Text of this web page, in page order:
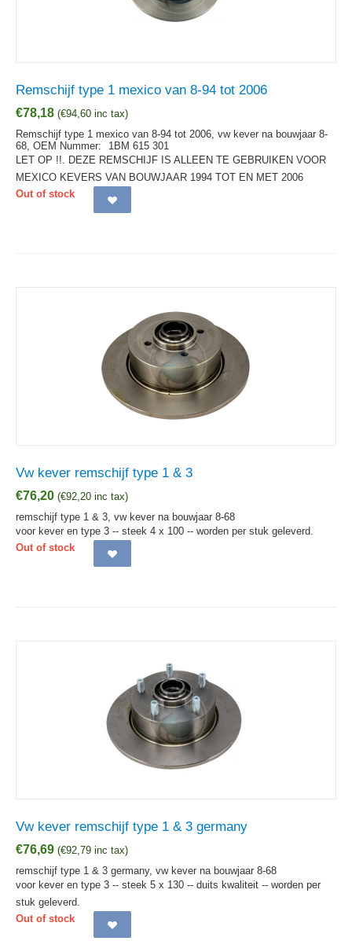
Remschijf type 1 mexico van 8-94 tot 2006
€78,18 (€94,60 inc tax)
Remschijf type 1 mexico van 8-94 tot 2006, vw kever na bouwjaar 8-
68, OEM Nummer:
1BM 615 301
LET OP !!. DEZE REMSCHIJF IS ALLEEN TE GEBRUIKEN VOOR
MEXICO KEVERS VAN BOUWJAAR 1994 TOT EN MET 2006
Out of stock
Vw kever remschijf type 1 & 3
€76,20 (€92,20 inc tax)
remschijf type 1 & 3, vw kever na bouwjaar 8-68
voor kever en type 3 -- steek 4 x 100 -- worden per stuk geleverd.
Out of stock
Vw kever remschijf type 1 & 3 germany
€76,69 (€92,79 inc tax)
remschijf type 1 & 3 germany, vw kever na bouwjaar 8-68
voor kever en type 3 -- steek 5 x 130 -- duits kwaliteit -- worden per
stuk geleverd.
Out of stock